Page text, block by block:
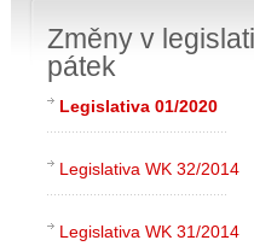
Změny v
pátek
Legislativa 01/2020
Legislativa WK 32/2014
Legislativa WK 31/2014